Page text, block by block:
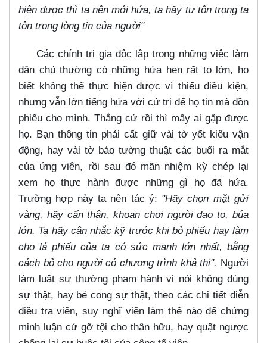
hiện được thì ta nên mới hứa, ta hãy tự tôn trọng ta
tôn trọng lòng tin của người"
Các chính trị gia độc lập trong những việc làm
dân chủ thường có những hứa hẹn rất to lớn, họ
biết không thể thực hiện được vì thiếu điều kiện,
nhưng vẫn lớn tiếng hứa với cử tri để họ tin mà dồn
phiếu cho mình. Thắng cử rồi thì mấy ai gặp được
họ. Bạn thông tin phải cất giữ vài tờ yết kiêu vận
động, hay vài tờ báo tường thuật các buổi ra mắt
của ứng viên, rồi sau đó mãn nhiệm kỳ chép lại
xem họ thực hành được những gì họ đã hứa.
Trường hợp này ta nên tác ý: "Hãy chọn mặt gửi
vàng, hãy cẩn thận, khoan chơi người dao to, búa
lớn. Ta hãy cân nhắc kỹ trước khi bỏ phiếu hay làm
cho lá phiếu của ta có sức mạnh lớn nhất, bằng
cách bỏ cho người có chương trình khả thi". Người
làm luật sư thường phạm hành vi nói không đúng
sự thật, hay bẻ cong sự thật, theo các chi tiết diễn
điều tra viên, suy nghĩ viên làm thế nào để chứng
minh luận cứ gỡ tội cho thân hữu, hay quật ngược